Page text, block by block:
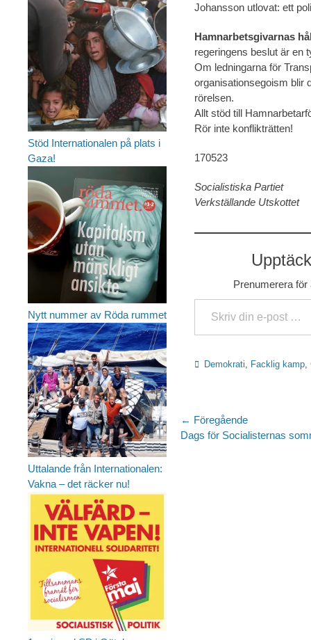
Johansson utlovat: ett
Hamnarbetsgivarnas
regeringens beslut är en
Om ledningarna för
organisationsegoism blir
rörelsen.
Allt stöd till
Rör inte konflikträtten!
170523
Socialistiska Partiet
Verkställande Utskottet
Prenumerera
Skriv din e-post …
Kategorier
Demokrati Facklig kamp
← Föregående
Föregående
Dags för Socialisternas
Stöd Internationalen på plats i
Gaza!
Nytt nummer av Röda rummet
Uttalande från Internationalen:
Vakna – det räcker nu!